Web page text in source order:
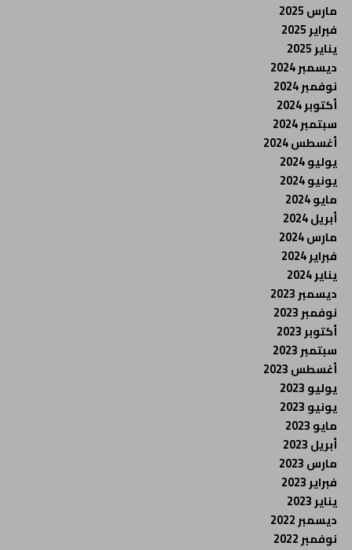
مارس 2025
فبراير 2025
يناير 2025
ديسمبر 2024
نوفمبر 2024
أكتوبر 2024
سبتمبر 2024
أغسطس 2024
يوليو 2024
يونيو 2024
مايو 2024
أبريل 2024
مارس 2024
فبراير 2024
يناير 2024
ديسمبر 2023
نوفمبر 2023
أكتوبر 2023
سبتمبر 2023
أغسطس 2023
يوليو 2023
يونيو 2023
مايو 2023
أبريل 2023
مارس 2023
فبراير 2023
يناير 2023
ديسمبر 2022
نوفمبر 2022